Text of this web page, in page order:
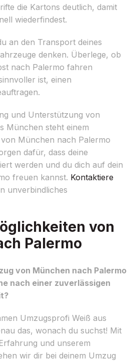
die Kartons deutlich, damit
wiederfindest.
an den Transport deines
denken. Überlege, ob
nach Palermo fahren
ist, einen
und Unterstützung von
München steht einem
München nach Palermo
dafür, dass deine
werden und du dich auf dein
freuen kannst. Kontaktiere
unverbindliches
von
Palermo
von München nach Palermo
nach einer zuverlässigen
Umzugsprofi Weiß aus
das, wonach du suchst! Mit
und unserem
wir dir bei deinem Umzug